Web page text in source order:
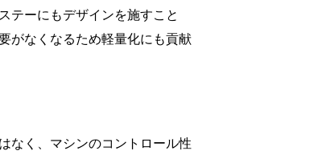
テーにもデザインを施すこと
がなくなるため軽量化にも貢献
なく、マシンのコントロール性